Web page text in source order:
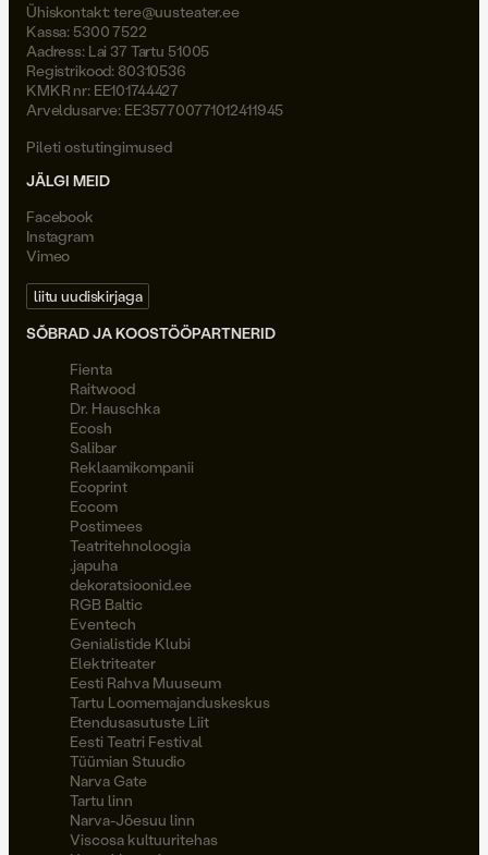
Ühiskontakt:tere@uusteater.ee
Kassa: 5300 7522
Aadress: Lai 37 Tartu 51005
Registrikood: 80310536
KMKR nr: EE101744427
Arveldusarve: EE357700771012411945
Pileti ostutingimused
JÄLGI MEID
Facebook
Instagram
Vimeo
liitu uudiskirjaga
SÕBRAD JA KOOSTÖÖPARTNERID
Fienta
Raitwood
Dr. Hauschka
Ecosh
Salibar
Reklaamikompanii
Ecoprint
Eccom
Postimees
Teatritehnoloogia
.japuha
dekoratsioonid.ee
RGB Baltic
Eventech
Genialistide Klubi
Elektriteater
Eesti Rahva Muuseum
Tartu Loomemajanduskeskus
Etendusasutuste Liit
Eesti Teatri Festival
Tüümian Stuudio
Narva Gate
Tartu linn
Narva-Jõesuu linn
Viscosa kultuuritehas